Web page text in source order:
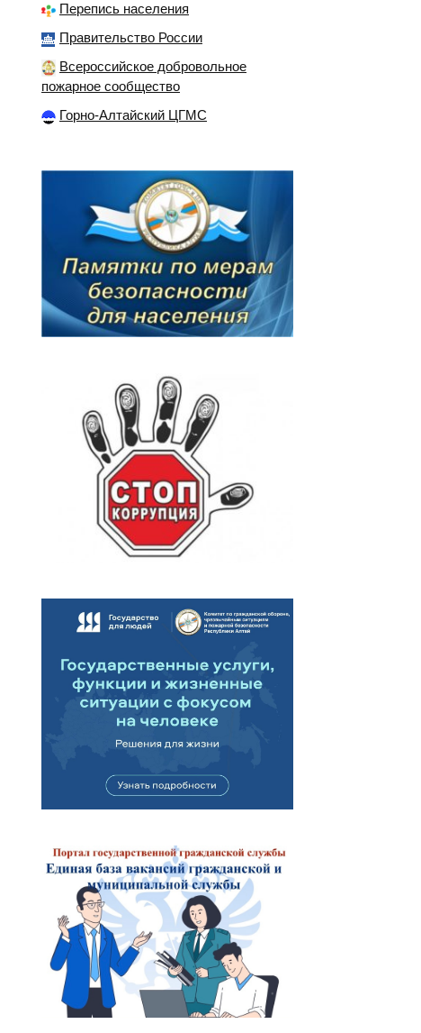
Перепись населения
Правительство России
Всероссийское добровольное
пожарное сообщество
Горно-Алтайский ЦГМС